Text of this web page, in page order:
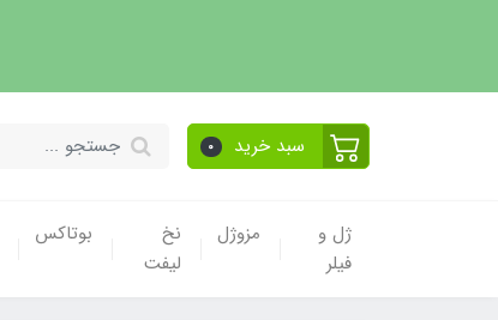
سبد خرید 0
ژل و
فیلر
مزوژل
نخ
لیفت
بوتاکس